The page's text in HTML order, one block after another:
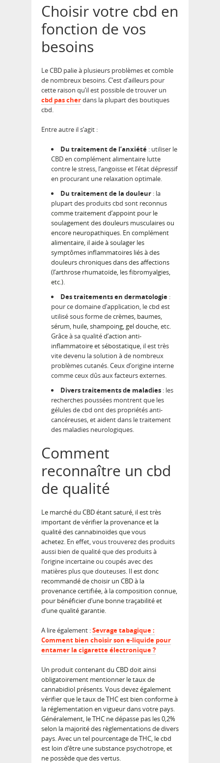
Choisir votre cbd en
fonction de vos
besoins
Le CBD palie à plusieurs problèmes et comble
de nombreux besoins. C’est d’ailleurs pour
cette raison qu’il est possible de trouver un
cbd pas cherdans la plupart des boutiques
cbd.
Entre autre il s’agit :
Du traitement de l’anxiété : utiliser le
CBD en complément alimentaire lutte
contre le stress, l’angoisse et l’état dépressif
en procurant une relaxation optimale.
Du traitement de la douleur : la
plupart des produits cbd sont reconnus
comme traitement d’appoint pour le
soulagement des douleurs musculaires ou
encore neuropathiques. En complément
alimentaire, il aide à soulager les
symptômes inflammatoires liés à des
douleurs chroniques dans des affections
(l’arthrose rhumatoïde, les fibromyalgies,
etc.).
Des traitements en dermatologie :
pour ce domaine d’application, le cbd est
utilisé sous forme decrèmes, baumes,
sérum, huile, shampoing, gel douche, etc.
Grâce à sa qualitéd’action anti-
inflammatoire et sébostatique, il est très
vite devenu la solution à de nombreux
problèmes cutanés. Ceux d’origine interne
comme ceux dûs aux facteurs externes.
Divers traitements de maladies : les
recherches poussées montrent que les
gélules de cbd ont des propriétés anti-
cancéreuses, et aident dans le traitement
des maladies neurologiques.
Comment
reconnaître un cbd
de qualité
Le marché du CBD étant saturé, il est très
important de vérifier la provenance et la
qualité des cannabinoïdes que vous
achetez. En effet, vous trouverez des produits
aussi bien de qualité que des produits à
l’origine incertaine ou coupés avec des
matières plus que douteuses. Il est donc
recommandé de choisir un CBD à la
provenance certifiée, à la composition connue,
pour bénéficier d’une bonne traçabilité et
d’une qualité garantie.
A lire également :Sevrage tabagique :
Comment bien choisir son e-liquide pour
entamer la cigarette électronique ?
Un produit contenant du CBD doit ainsi
obligatoirement mentionner le taux de
cannabidiol présents. Vous devez également
vérifier que le taux de THC est bien conforme à
la réglementation en vigueur dans votre pays.
Généralement, le THC ne dépasse pas les 0,2%
selon la majorité des règlementations de divers
pays. Avec un tel pourcentage de THC, le cbd
est loin d’être une substance psychotrope, et
ne possède que des vertus.